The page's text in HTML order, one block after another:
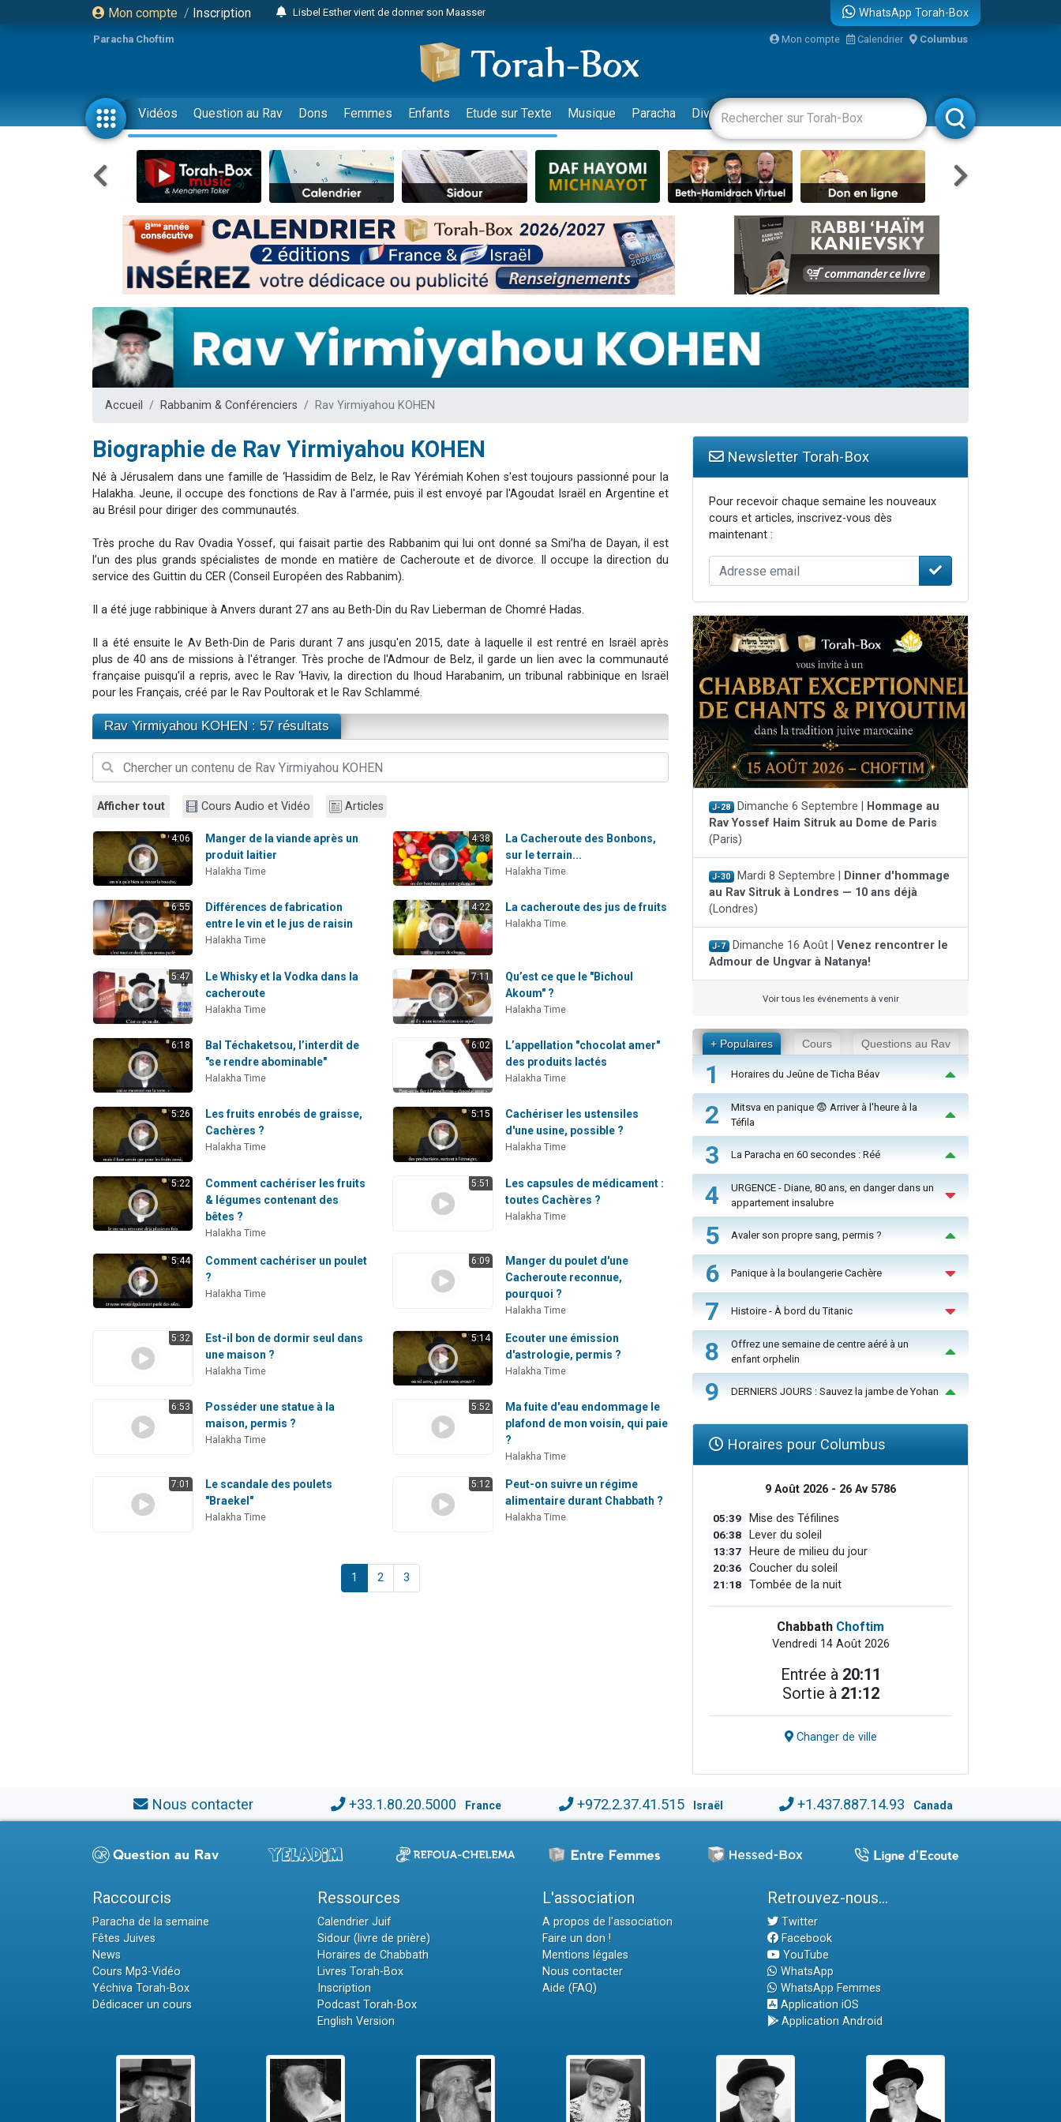
Mon compte / Inscription
Lisbel Esther vient de donner son Maasser
3 personnes viennent de nous rejoindre sur WhatsApp
11 personnes viennent de demander une bénédiction
3 personnes viennent de faire un don pour Diane, 80 ans, dans un appartement insalubre
Il reste 49 places pour étudier en groupe sur Zoom
2 personnes viennent de nous rejoindre sur WhatsApp
29 personnes viennent de demander une bénédiction
Il reste 49 places pour étudier en groupe sur Zoom
2 personnes viennent de nous rejoindre sur WhatsApp
6 personnes viennent de nous rejoindre sur WhatsApp
4 personnes viennent de faire un don pour Reloger Rivka, 6 enfants, victime de violences...
2 personnes viennent de faire un don pour 1 Journée de Vacances Pour les Enfants
17 personnes viennent de demander une bénédiction
Il reste 49 places pour étudier en groupe sur Zoom
Eva vient de donner son Maasser
4 personnes viennent de nous rejoindre sur WhatsApp
3 personnes viennent de nous rejoindre sur WhatsApp
3 personnes viennent de faire un don pour Événements Torah-Box
WhatsApp Torah-Box
Paracha Choftim Mon compte Calendrier Columbus
Vidéos Question au Rav Dons Femmes Enfants Etude sur Texte Musique Paracha Divertissements Livres Rabbanim
Accueil Rabbanim & Conférenciers Rav Yirmiyahou KOHEN
Biographie de Rav Yirmiyahou KOHEN
Né à Jérusalem dans une famille de ‘Hassidim de Belz, le Rav Yérémiah Kohen s'est toujours passionné pour la
Halakha. Jeune, il occupe des fonctions de Rav à l'armée, puis il est envoyé par l'Agoudat Israël en Argentine et
au Brésil pour diriger des communautés.
Très proche du Rav Ovadia Yossef, qui faisait partie des Rabbanim qui lui ont donné sa Smi’ha de Dayan, il est
l’un des plus grands spécialistes de monde en matière de Cacheroute et de divorce. Il occupe la direction du
service des Guittin du CER (Conseil Européen des Rabbanim).
Il a été juge rabbinique à Anvers durant 27 ans au Beth-Din du Rav Lieberman de Chomré Hadas.
Il a été ensuite le Av Beth-Din de Paris durant 7 ans jusqu'en 2015, date à laquelle il est rentré en Israël après
plus de 40 ans de missions à l'étranger. Très proche de l'Admour de Belz, il garde un lien avec la communauté
française puisqu'il a repris, avec le Rav ‘Haviv, la direction du Ihoud Harabanim, un tribunal rabbinique en Israël
pour les Français, créé par le Rav Poultorak et le Rav Schlammé.
Rav Yirmiyahou KOHEN : 57 résultats
Afficher tout Cours Audio et Vidéo Articles
4:06
Manger de la viande après un
produit laitier
Halakha Time
4:38
La Cacheroute des Bonbons,
sur le terrain...
Halakha Time
6:55
Différences de fabrication
entre le vin et le jus de raisin
Halakha Time
4:22 La cacheroute des jus de fruits
Halakha Time
5:47
Le Whisky et la Vodka dans la
cacheroute
Halakha Time
7:11
Qu’est ce que le "Bichoul
Akoum" ?
Halakha Time
6:18
Bal Téchaketsou, l’interdit de
"se rendre abominable"
Halakha Time
6:02
L’appellation "chocolat amer"
des produits lactés
Halakha Time
5:26
Les fruits enrobés de graisse,
Cachères ?
Halakha Time
5:15
Cachériser les ustensiles
d'une usine, possible ?
Halakha Time
5:22
Comment cachériser les fruits
& légumes contenant des
bêtes ?
Halakha Time
5:51
Les capsules de médicament :
toutes Cachères ?
Halakha Time
5:44
Comment cachériser un poulet
?
Halakha Time
6:09
Manger du poulet d'une
Cacheroute reconnue,
pourquoi ?
Halakha Time
5:32
Est-il bon de dormir seul dans
une maison ?
Halakha Time
5:14
Ecouter une émission
d'astrologie, permis ?
Halakha Time
6:53
Posséder une statue à la
maison, permis ?
Halakha Time
5:52
Ma fuite d'eau endommage le
plafond de mon voisin, qui paie
?
Halakha Time
7:01
Le scandale des poulets
"Braekel"
Halakha Time
5:12
Peut-on suivre un régime
alimentaire durant Chabbath ?
Halakha Time
1 2 3
Newsletter Torah-Box
Pour recevoir chaque semaine les nouveaux
cours et articles, inscrivez-vous dès
maintenant :
J-28 Dimanche 6 Septembre |
Hommage au
Rav Yossef Haim Sitruk au Dome de Paris
(Paris)
J-30 Mardi 8 Septembre |
Dinner d'hommage
au Rav Sitruk à Londres — 10 ans déjà
(Londres)
J-7 Dimanche 16 Août | Venez rencontrer le
Admour de Ungvar à Natanya!
Voir tous les événements à venir
+ Populaires Cours Questions au Rav
1 Horaires du Jeûne de Ticha Béav
2
Mitsva en panique 😨 Arriver à l'heure à la
Téfila
3 La Paracha en 60 secondes : Réé
4
URGENCE - Diane, 80 ans, en danger dans un
appartement insalubre
5 Avaler son propre sang, permis ?
6 Panique à la boulangerie Cachère
7 Histoire - À bord du Titanic
8
Offrez une semaine de centre aéré à un
enfant orphelin
9 DERNIERS JOURS : Sauvez la jambe de Yohan
Horaires pour Columbus
9 Août 2026 - 26 Av 5786
05:39 Mise des Téfilines
06:38 Lever du soleil
13:37 Heure de milieu du jour
20:36 Coucher du soleil
21:18 Tombée de la nuit
Chabbath Choftim
Vendredi 14 Août 2026
Entrée à 20:11
Sortie à 21:12
Changer de ville
Nous contacter +33.1.80.20.5000 France +972.2.37.41.515 Israël +1.437.887.14.93 Canada
Raccourcis
Paracha de la semaine
Fêtes Juives
News
Cours Mp3-Vidéo
Yéchiva Torah-Box
Dédicacer un cours
Ressources
Calendrier Juif
Sidour (livre de prière)
Horaires de Chabbath
Livres Torah-Box
Inscription
Podcast Torah-Box
English Version
L'association
A propos de l'association
Faire un don !
Mentions légales
Nous contacter
Aide (FAQ)
Retrouvez-nous...
Twitter
Facebook
YouTube
WhatsApp
WhatsApp Femmes
Application iOS
Application Android